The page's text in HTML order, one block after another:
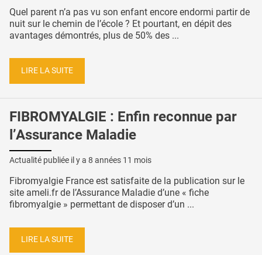
Quel parent n’a pas vu son enfant encore endormi partir de
nuit sur le chemin de l’école ? Et pourtant, en dépit des
avantages démontrés, plus de 50% des ...
LIRE LA SUITE
FIBROMYALGIE : Enfin reconnue par
l’Assurance Maladie
Actualité publiée il y a 8 années 11 mois
Fibromyalgie France est satisfaite de la publication sur le
site ameli.fr de l’Assurance Maladie d’une « fiche
fibromyalgie » permettant de disposer d’un ...
LIRE LA SUITE